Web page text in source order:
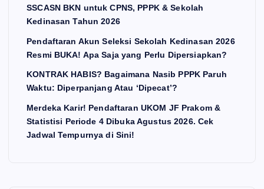
SSCASN BKN untuk CPNS, PPPK & Sekolah
Kedinasan Tahun 2026
Pendaftaran Akun Seleksi Sekolah Kedinasan 2026
Resmi BUKA! Apa Saja yang Perlu Dipersiapkan?
KONTRAK HABIS? Bagaimana Nasib PPPK Paruh
Waktu: Diperpanjang Atau ‘Dipecat’?
Merdeka Karir! Pendaftaran UKOM JF Prakom &
Statistisi Periode 4 Dibuka Agustus 2026. Cek
Jadwal Tempurnya di Sini!